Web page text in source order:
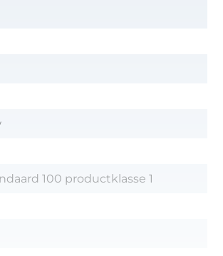
100 productklasse 1